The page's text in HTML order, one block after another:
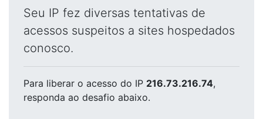
Seu IP fez diversas tentativas de
acessos suspeitos a sites hospedados
conosco.
Para liberar o acesso do IP 216.73.216.74,
responda ao desafio abaixo.